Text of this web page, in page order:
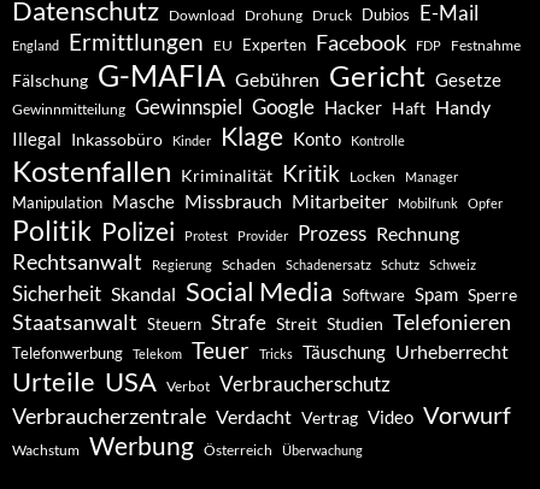
Datenschutz Download Drohung Druck Dubios E-Mail
England Ermittlungen EU Experten Facebook FDP Festnahme
Fälschung G-MAFIA Gebühren Gericht Gesetze
Gewinnmitteilung Gewinnspiel Google Hacker Haft Handy
Illegal Inkassobüro Kinder Klage Konto Kontrolle
Kostenfallen Kriminalität Kritik Locken Manager
Manipulation Masche Missbrauch Mitarbeiter Mobilfunk Opfer
Politik Polizei Protest Provider Prozess Rechnung
Rechtsanwalt Regierung Schaden Schadenersatz Schutz Schweiz
Sicherheit Skandal Social Media Software Spam Sperre
Staatsanwalt Steuern Strafe Streit Studien Telefonieren
Telefonwerbung Telekom Teuer Tricks Täuschung Urheberrecht
Urteile USA Verbot Verbraucherschutz
Verbraucherzentrale Verdacht Vertrag Video Vorwurf
Wachstum Werbung Österreich Überwachung